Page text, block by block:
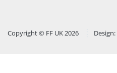
Copyright © FF UK 2026 Design: